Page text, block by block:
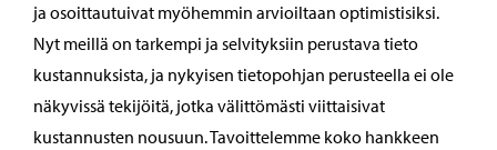
ja osoittautuivat myöhemmin arvioiltaan optimistisiksi.
Nyt meillä on tarkempi ja selvityksiin perustava tieto
kustannuksista, ja nykyisen tietopohjan perusteella ei ole
näkyvissä tekijöitä, jotka välittömästi viittaisivat
kustannusten nousuun. Tavoittelemme koko hankkeen